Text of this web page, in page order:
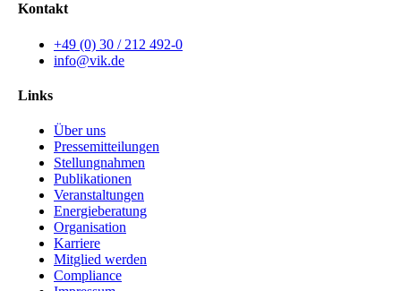
Kontakt
+49 (0) 30 / 212 492-0
info@vik.de
Links
Über uns
Pressemitteilungen
Stellungnahmen
Publikationen
Veranstaltungen
Energieberatung
Organisation
Karriere
Mitglied werden
Compliance